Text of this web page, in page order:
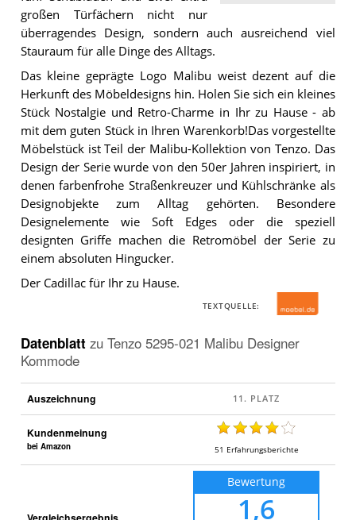
großen Türfächern nicht nur
überragendes Design, sondern auch ausreichend viel
Stauraum für alle Dinge des Alltags.
Das kleine geprägte Logo Malibu weist dezent auf die
Herkunft des Möbeldesigns hin. Holen Sie sich ein kleines
Stück Nostalgie und Retro-Charme in Ihr zu Hause - ab
mit dem guten Stück in Ihren Warenkorb!Das vorgestellte
Möbelstück ist Teil der Malibu-Kollektion von Tenzo. Das
Design der Serie wurde von den 50er Jahren inspiriert, in
denen farbenfrohe Straßenkreuzer und Kühlschränke als
Designobjekte zum Alltag gehörten. Besondere
Designelemente wie Soft Edges oder die speziell
designten Griffe machen die Retromöbel der Serie zu
einem absoluten Hingucker.
Der Cadillac für Ihr zu Hause.
TEXTQUELLE:
Datenblatt zu Tenzo 5295-021 Malibu Designer
Kommode
Auszeichnung
Kundenmeinung
bei Amazon 51 Erfahrungsberichte
Bewertung
1,6